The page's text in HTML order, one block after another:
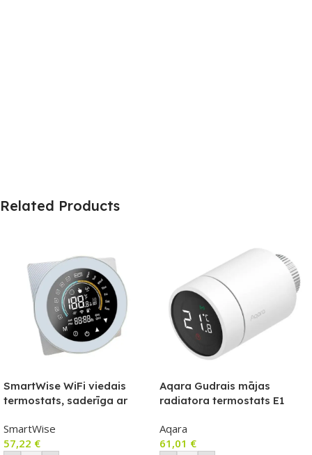
Related Products
SmartWise WiFi viedais
termostats, saderīga ar
tips (5A), balts priekšējais
panelis, krāsains
SmartWise
57,22 €
Aqara Gudrais mājas
radiatora termostats E1
Aqara
61,01 €